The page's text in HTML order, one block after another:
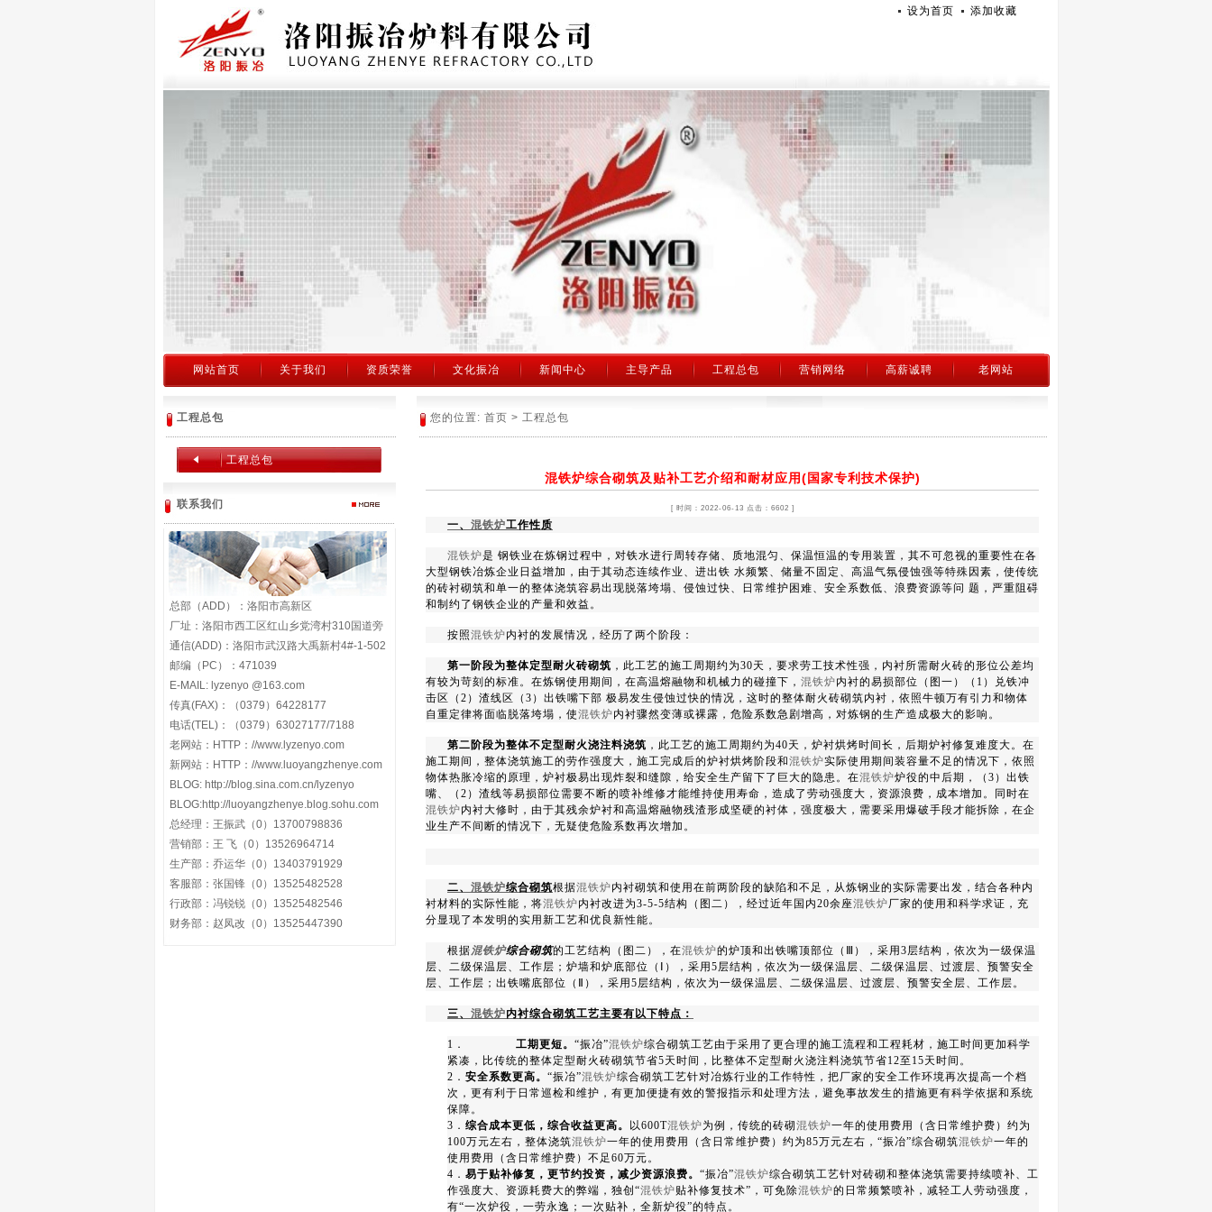
设为首页 添加收藏
网站首页 关于我们 资质荣誉 文化振冶 新闻中心 主导产品 工程总包 营销网络 高薪诚聘 老网站
工程总包
工程总包
联系我们
总部（ADD）：洛阳市高新区
厂址：洛阳市西工区红山乡党湾村310国道旁
通信(ADD)：洛阳市武汉路大禹新村4#-1-502
邮编（PC）：471039
E-MAIL: lyzenyo @163.com
传真(FAX)：（0379）64228177
电话(TEL)：（0379）63027177/7188
老网站：HTTP：//www.lyzenyo.com
新网站：HTTP：//www.luoyangzhenye.com
BLOG: http://blog.sina.com.cn/lyzenyo
BLOG:http://luoyangzhenye.blog.sohu.com
总经理：王振武（0）13700798836
营销部：王 飞（0）13526964714
生产部：乔运华（0）13403791929
客服部：张国锋（0）13525482528
行政部：冯锐锐（0）13525482546
财务部：赵凤改（0）13525447390
您的位置: 首页 > 工程总包
混铁炉综合砌筑及贴补工艺介绍和耐材应用(国家专利技术保护)
[ 时间：2022-06-13 点击：6602 ]
一、 混铁炉工作性质
混铁炉是 钢铁业在炼钢过程中，对铁水进行周转存储、质地混匀、保温恒温的专用装置，其不可忽视的重要性在各
大型钢铁冶炼企业日益增加，由于其动态连续作业、进出铁 水频繁、储量不固定、高温气氛侵蚀强等特殊因素，使传统
的砖衬砌筑和单一的整体浇筑容易出现脱落垮塌、侵蚀过快、日常维护困难、安全系数低、浪费资源等问 题，严重阻碍
和制约了钢铁企业的产量和效益。
按照混铁炉内衬的发展情况，经历了两个阶段：
第一阶段为整体定型耐火砖砌筑 ，此工艺的施工周期约为30天，要求劳工技术性强，内衬所需耐火砖的形位公差均
有较为苛刻的标准。在炼钢使用期间，在高温熔融物和机械力的碰撞下， 混铁炉内衬的易损部位（图一）（ 1 ）兑铁冲
击区（ 2 ）渣线区（ 3 ）出铁嘴下部 极易发生侵蚀过快的情况，这时的整体耐火砖砌筑内衬，依照牛顿万有引力和物体
自重定律将面临脱落垮塌，使混铁炉内衬骤然变薄或裸露，危险系数急剧增高，对炼钢的生产造成极大的影响。
第二阶段为整体不定型耐火浇注料浇筑 ，此工艺的施工周期约为40天，炉衬烘烤时间长，后期炉衬修复难度大。在
施工期间，整体浇筑施工的劳作强度大，施工完成后的炉衬烘烤阶段和混铁炉实际使用期间装容量不足的情况下，依照
物体热胀冷缩的原理，炉衬极易出现炸裂和缝隙，给安全生产留下了巨大的隐患。在混铁炉炉役的中后期，（ 3 ）出铁
嘴、（ 2 ）渣线等易损部位需要不断的喷补维修才能维持使用寿命，造成了劳动强度大，资源浪费，成本增加。同时在
混铁炉内衬大修时，由于其残余炉衬和高温熔融物残渣形成坚硬的衬体，强度极大，需要采用爆破手段才能拆除，在企
业生产不间断的情况下，无疑使危险系数再次增加。
二、 混铁炉综合砌筑根据混铁炉内衬砌筑和使用在前两阶段的缺陷和不足，从炼钢业的实际需要出发，结合各种内
衬材料的实际性能，将混铁炉内衬改进为3-5-5结构（图二），经过近年国内20余座混铁炉厂家的使用和科学求证，充
分显现了本发明的实用新工艺和优良新性能。
根据混铁炉综合砌筑的工艺结构（图二），在混铁炉的炉顶和出铁嘴顶部位（ ），采用 3层结构，依次为一级保温
层、二级保温层、工作层；炉墙和炉底部位（
），采用 5层结构，依次为一级保温层、二级保温层、过渡层、预警安全
层、工作层；出铁嘴底部位（
），采用 5层结构，依次为一级保温层、二级保温层、过渡层、预警安全层、工作层。
三、 混铁炉内衬综合砌筑工艺主要有以下特点：
1 ． 工期更短。 “振冶”混铁炉综合砌筑工艺由于采用了更合理的施工流程和工程耗材，施工时间更加科学
紧凑，比传统的整体定型耐火砖砌筑节省5天时间，比整体不定型耐火浇注料浇筑节省12至 15天时间。
2 ． 安全系数更高。 “振冶”混铁炉综合砌筑工艺针对冶炼行业的工作特性，把厂家的安全工作环境再次提高一个档
次，更有利于日常巡检和维护，有更加便捷有效的警报指示和处理方法，避免事故发生的措施更有科学依据和系统
保障。
3 ． 综合成本更低，综合收益更高。 以600T混铁炉为例，传统的砖砌混铁炉一年的使用费用（含日常维护费）约为
100万元左右，整体浇筑混铁炉一年的使用费用（含日常维护费）约为85万元左右，“振冶”综合砌筑混铁炉一年的
使用费用（含日常维护费）不足 60万元。
4 ． 易于贴补修复，更节约投资，减少资源浪费。 “振冶”混铁炉综合砌筑工艺针对砖砌和整体浇筑需要持续喷补、工
作强度大、资源耗费大的弊端，独创“混铁炉贴补修复技术”，可免除混铁炉的日常频繁喷补，减轻工人劳动强度，
有“一次炉役，一劳永逸；一次贴补，全新炉役”的特点。